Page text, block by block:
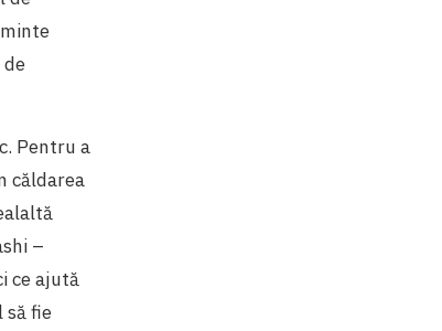
Pentru a
căldarea
–
ce ajută
să fie